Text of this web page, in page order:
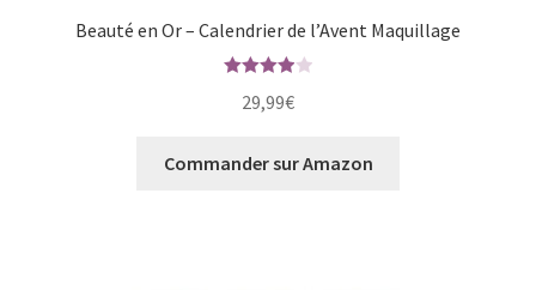
Beauté en Or – Calendrier de l’Avent Maquillage
sur 5
29,99€
Commander sur Amazon